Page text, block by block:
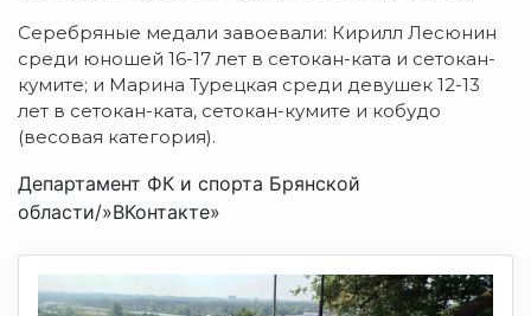
Серебряные медали завоевали: Кирилл Лесюнин
среди юношей 16-17 лет в сетокан-ката и сетокан-
кумите; и Марина Турецкая среди девушек 12-13
лет в сетокан-ката, сетокан-кумите и кобудо
(весовая категория).
Департамент ФК и спорта Брянской
области/»ВКонтакте»